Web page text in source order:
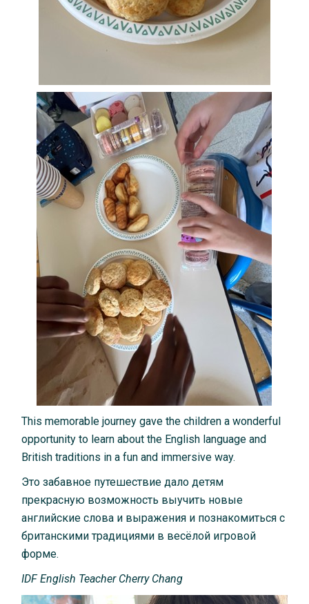
This memorable journey gave the children a wonderful
opportunity to learn about the English language and
British traditions in a fun and immersive way.
Это забавное путешествие дало детям
прекрасную возможность выучить новые
английские слова и выражения и познакомиться с
британскими традициями в весёлой игровой
форме.
IDF English Teacher Cherry Chang